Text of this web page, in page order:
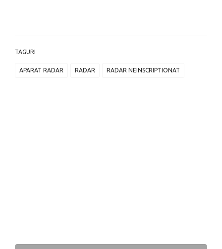
TAGURI
APARAT RADAR RADAR RADAR NEINSCRIPTIONAT